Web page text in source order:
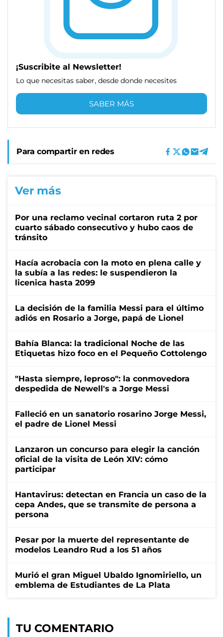
¡Suscribite al Newsletter!
Lo que necesitas saber, desde donde necesites
SABER MÁS
Para compartir en redes
Ver más
Por una reclamo vecinal cortaron ruta 2 por
cuarto sábado consecutivo y hubo caos de
tránsito
Hacía acrobacia con la moto en plena calle y
la subía a las redes: le suspendieron la
licenica hasta 2099
La decisión de la familia Messi para el último
adiós en Rosario a Jorge, papá de Lionel
Bahía Blanca: la tradicional Noche de las
Etiquetas hizo foco en el Pequeño Cottolengo
"Hasta siempre, leproso": la conmovedora
despedida de Newell's a Jorge Messi
Falleció en un sanatorio rosarino Jorge Messi,
el padre de Lionel Messi
Lanzaron un concurso para elegir la canción
oficial de la visita de León XIV: cómo
participar
Hantavirus: detectan en Francia un caso de la
cepa Andes, que se transmite de persona a
persona
Pesar por la muerte del representante de
modelos Leandro Rud a los 51 años
Murió el gran Miguel Ubaldo Ignomiriello, un
emblema de Estudiantes de La Plata
TU COMENTARIO